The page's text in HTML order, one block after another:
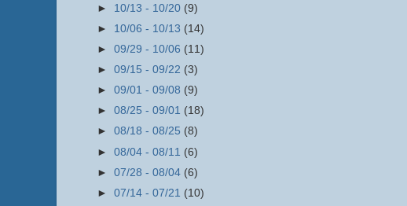
► 10/13 - 10/20 (9)
► 10/06 - 10/13 (14)
► 09/29 - 10/06 (11)
► 09/15 - 09/22 (3)
► 09/01 - 09/08 (9)
► 08/25 - 09/01 (18)
► 08/18 - 08/25 (8)
► 08/04 - 08/11 (6)
► 07/28 - 08/04 (6)
► 07/14 - 07/21 (10)